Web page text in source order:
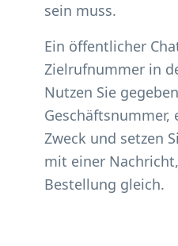
sein muss.
Ein öffentlicher
Zielrufnummer in
Nutzen Sie
Geschäftsnummer,
Zweck und setzen
mit einer
Bestellung gleich.